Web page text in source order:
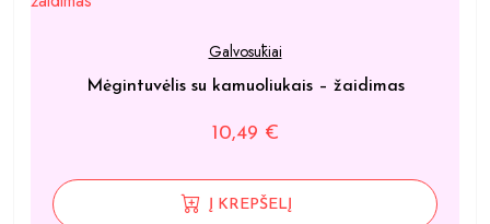
Galvosūkiai
Mėgintuvėlis su kamuoliukais – žaidimas
10,49 €
Į KREPŠELĮ